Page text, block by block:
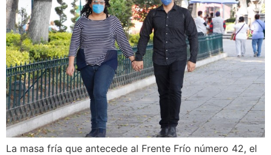
La masa fría que antecede al Frente Frío número 42, el